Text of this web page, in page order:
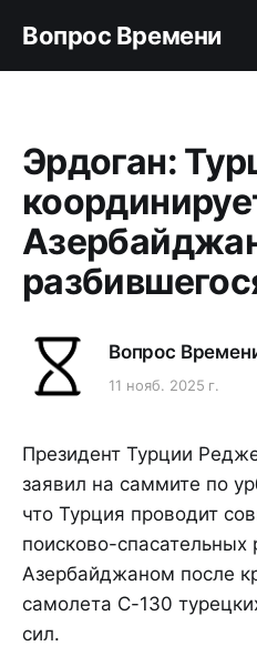
Вопрос Времени
Эрдоган:
Вопрос
11 нояб. 2025 г.
Президент Турции
заявил на саммите по
что Турция проводит
поисково-спасательных
Азербайджаном после
самолета C-130
сил.